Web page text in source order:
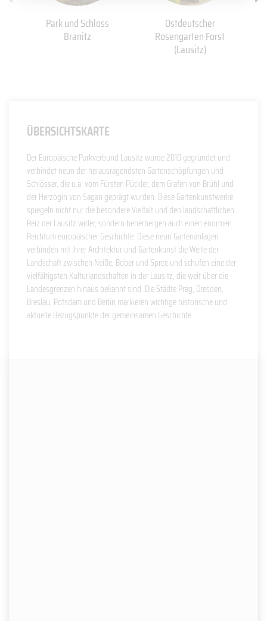
Park und Schloss
Branitz
Ostdeutscher
Rosengarten Forst
(Lausitz)
ÜBERSICHTSKARTE
Der Europäische Parkverbund Lausitz wurde 2010 gegründet und
verbindet neun der herausragendsten Gartenschöpfungen und
Schlösser, die u.a. vom Fürsten Pückler, dem Grafen von Brühl und
der Herzogin von Sagan geprägt wurden. Diese Gartenkunstwerke
spiegeln nicht nur die besondere Vielfalt und den landschaftlichen
Reiz der Lausitz wider, sondern beherbergen auch einen enormen
Reichtum europäischer Geschichte. Diese neun Gartenanlagen
verbinden mit ihrer Architektur und Gartenkunst die Weite der
Landschaft zwischen Neiße, Bober und Spree und schufen eine der
vielfältigsten Kulturlandschaften in der Lausitz, die weit über die
Landesgrenzen hinaus bekannt sind. Die Städte Prag, Dresden,
Breslau, Potsdam und Berlin markieren wichtige historische und
aktuelle Bezugspunkte der gemeinsamen Geschichte.